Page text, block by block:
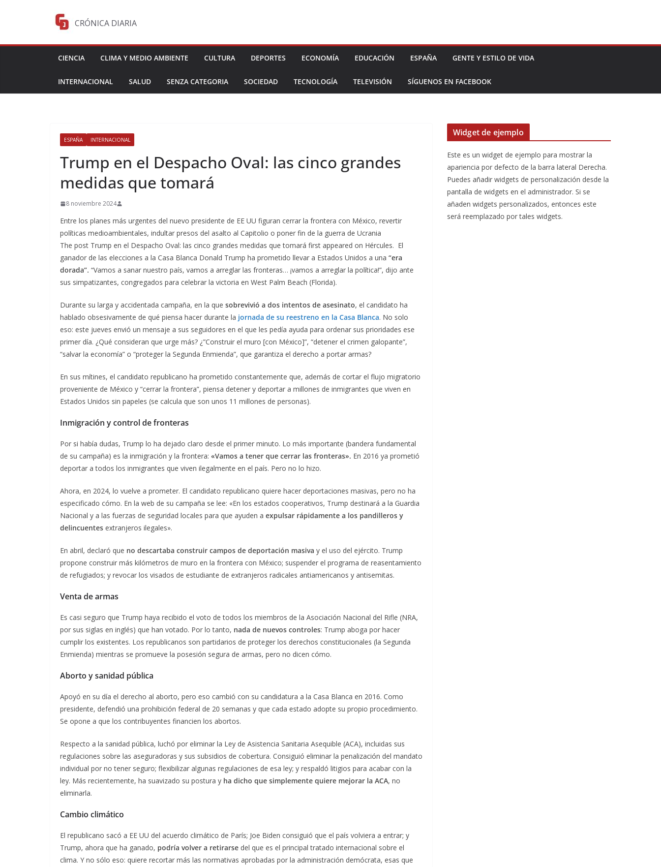
CRÓNICA DIARIA
CIENCIA CLIMA Y MEDIO AMBIENTE CULTURA DEPORTES ECONOMÍA EDUCACIÓN ESPAÑA GENTE Y ESTILO DE VIDA
INTERNACIONAL SALUD SENZA CATEGORIA SOCIEDAD TECNOLOGÍA TELEVISIÓN SÍGUENOS EN FACEBOOK
ESPAÑA INTERNACIONAL
Trump en el Despacho Oval: las cinco grandes
medidas que tomará
8 noviembre 2024
Entre los planes más urgentes del nuevo presidente de EE UU figuran cerrar la frontera con México, revertir
políticas medioambientales, indultar presos del asalto al Capitolio o poner fin de la guerra de Ucrania
The post Trump en el Despacho Oval: las cinco grandes medidas que tomará first appeared on Hércules. El
ganador de las elecciones a la Casa Blanca Donald Trump ha prometido llevar a Estados Unidos a una “era
dorada”. “Vamos a sanar nuestro país, vamos a arreglar las fronteras… ¡vamos a arreglar la política!”, dijo ante
sus simpatizantes, congregados para celebrar la victoria en West Palm Beach (Florida).
Durante su larga y accidentada campaña, en la que sobrevivió a dos intentos de asesinato, el candidato ha
hablado obsesivamente de qué piensa hacer durante la jornada de su reestreno en la Casa Blanca. No solo
eso: este jueves envió un mensaje a sus seguidores en el que les pedía ayuda para ordenar sus prioridades ese
primer día. ¿Qué consideran que urge más? ¿”Construir el muro [con México]”, “detener el crimen galopante”,
“salvar la economía” o “proteger la Segunda Enmienda”, que garantiza el derecho a portar armas?
En sus mítines, el candidato republicano ha prometido constantemente que, además de cortar el flujo migratorio
proveniente de México y “cerrar la frontera”, piensa detener y deportar a millones de inmigrantes que viven en
Estados Unidos sin papeles (se calcula que son unos 11 millones de personas).
Inmigración y control de fronteras
Por si había dudas, Trump lo ha dejado claro desde el primer minuto. Lo más importante (bandera fundamental
de su campaña) es la inmigración y la frontera: «Vamos a tener que cerrar las fronteras». En 2016 ya prometió
deportar a todos los inmigrantes que viven ilegalmente en el país. Pero no lo hizo.
Ahora, en 2024, lo vuelve a prometer. El candidato republicano quiere hacer deportaciones masivas, pero no ha
especificado cómo. En la web de su campaña se lee: «En los estados cooperativos, Trump destinará a la Guardia
Nacional y a las fuerzas de seguridad locales para que ayuden a expulsar rápidamente a los pandilleros y
delincuentes extranjeros ilegales».
En abril, declaró que no descartaba construir campos de deportación masiva y el uso del ejército. Trump
propone construir más kilómetros de muro en la frontera con México; suspender el programa de reasentamiento
de refugiados; y revocar los visados de estudiante de extranjeros radicales antiamericanos y antisemitas.
Venta de armas
Es casi seguro que Trump haya recibido el voto de todos los miembros de la Asociación Nacional del Rifle (NRA,
por sus siglas en inglés) que han votado. Por lo tanto, nada de nuevos controles: Trump aboga por hacer
cumplir los existentes. Los republicanos son partidarios de proteger los derechos constitucionales (la Segunda
Enmienda) mientras se promueve la posesión segura de armas, pero no dicen cómo.
Aborto y sanidad pública
Apoyó en su día el derecho al aborto, pero eso cambió con su candidatura a la Casa Blanca en 2016. Como
presidente, defendió una prohibición federal de 20 semanas y que cada estado adopte su propio procedimiento.
Se opone a que los contribuyentes financien los abortos.
Respecto a la sanidad pública, luchó por eliminar la Ley de Asistencia Sanitaria Asequible (ACA), incluidas sus
regulaciones sobre las aseguradoras y sus subsidios de cobertura. Consiguió eliminar la penalización del mandato
individual por no tener seguro; flexibilizar algunas regulaciones de esa ley; y respaldó litigios para acabar con la
ley. Más recientemente, ha suavizado su postura y ha dicho que simplemente quiere mejorar la ACA, no
eliminarla.
Cambio climático
El republicano sacó a EE UU del acuerdo climático de París; Joe Biden consiguió que el país volviera a entrar; y
Trump, ahora que ha ganado, podría volver a retirarse del que es el principal tratado internacional sobre el
clima. Y no sólo eso: quiere recortar más las normativas aprobadas por la administración demócrata, esas que
Widget de ejemplo
Este es un widget de ejemplo para mostrar la
apariencia por defecto de la barra lateral Derecha.
Puedes añadir widgets de personalización desde la
pantalla de widgets en el administrador. Si se
añaden widgets personalizados, entonces este
será reemplazado por tales widgets.